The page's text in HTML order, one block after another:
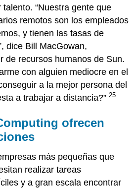
“Nuestra gente que
remotos son los empleados
y tienen las tasas de
dice Bill MacGowan,
de recursos humanos de Sun.
con alguien mediocre en el
a la mejor persona del
a trabajar a distancia?”25
ofrecen
más pequeñas que
realizar tareas
y a gran escala encontrar